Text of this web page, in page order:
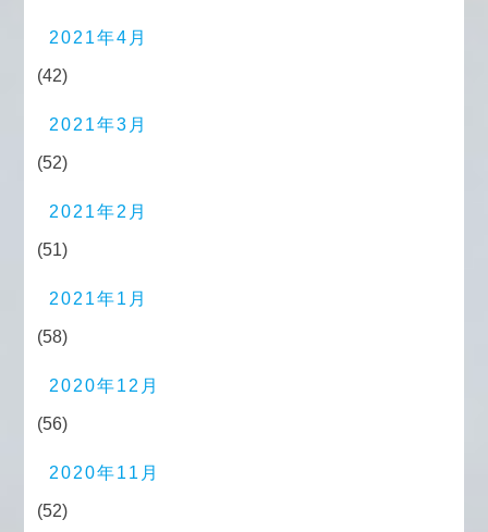
2021年4月
(42)
2021年3月
(52)
2021年2月
(51)
2021年1月
(58)
2020年12月
(56)
2020年11月
(52)